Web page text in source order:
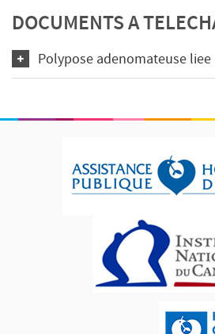
DOCUMENTS A
Polypose adenomateuse liee